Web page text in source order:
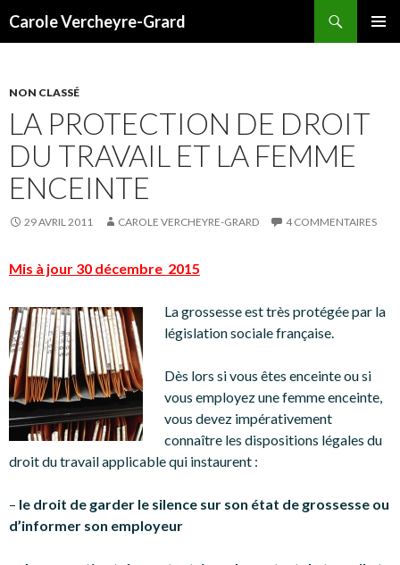
Carole Vercheyre-Grard
NON CLASSÉ
LA PROTECTION DE DROIT
DU TRAVAIL ET LA FEMME
ENCEINTE
29 AVRIL 2011 CAROLE VERCHEYRE-GRARD 4 COMMENTAIRES
Mis à jour 30 décembre 2015
La grossesse est très protégée par la
législation sociale française.
Dès lors si vous êtes enceinte ou si
vous employez une femme enceinte,
vous devez impérativement
connaître les dispositions légales du
droit du travail applicable qui instaurent :
– le droit de garder le silence sur son état de grossesse ou
d’informer son employeur